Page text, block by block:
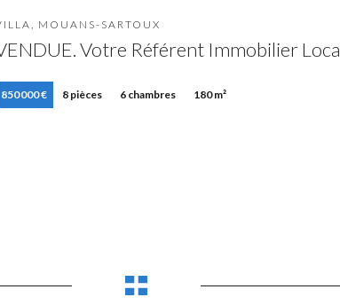
MOUANS-SARTOUX
Votre Référent Immobilier
850 000 € 8 pièces 6 chambres 180 m²